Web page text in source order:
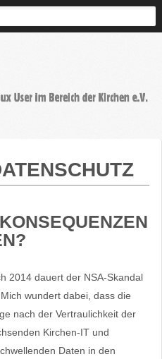
2014 dauert der NSA-Skandal
wundert dabei, dass die
nach der Vertraulichkeit der
Kirchen-IT und
Daten in den